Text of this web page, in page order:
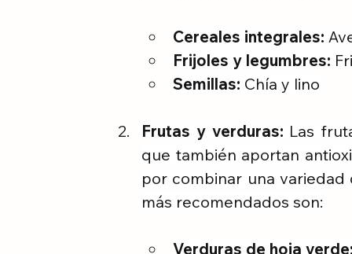
Cereales integrales:
Frijoles y legumbres:
Semillas: Chía y lino
Frutas y verduras: Las
que también aportan
por combinar una variedad
más recomendados son:
Verduras de hoja